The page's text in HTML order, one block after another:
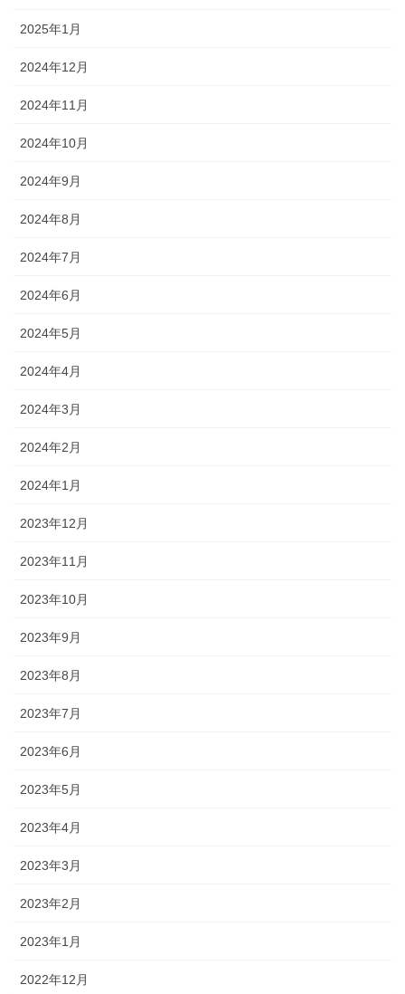
2025年1月
2024年12月
2024年11月
2024年10月
2024年9月
2024年8月
2024年7月
2024年6月
2024年5月
2024年4月
2024年3月
2024年2月
2024年1月
2023年12月
2023年11月
2023年10月
2023年9月
2023年8月
2023年7月
2023年6月
2023年5月
2023年4月
2023年3月
2023年2月
2023年1月
2022年12月